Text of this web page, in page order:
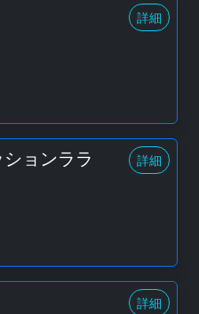
詳細
ョンララ 詳細
詳細